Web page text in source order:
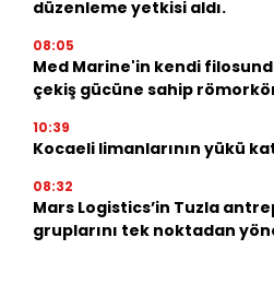
düzenleme yetkisi aldı.
08:05
Med Marine'in kendi
çekiş gücüne sahip
10:39
Kocaeli limanlarının yükü
08:32
Mars Logistics’in Tuzla
gruplarını tek noktadan